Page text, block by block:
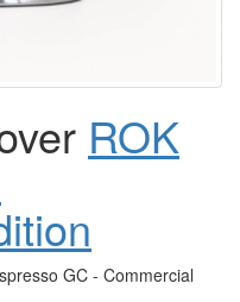
ROK
GC - Commercial